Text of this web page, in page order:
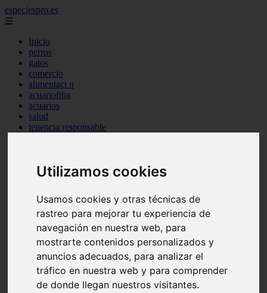
Utilizamos cookies
Usamos cookies y otras técnicas de
rastreo para mejorar tu experiencia de
navegación en nuestra web, para
mostrarte contenidos personalizados y
anuncios adecuados, para analizar el
tráfico en nuestra web y para comprender
de donde llegan nuestros visitantes.
especiespro.es
☰
Inicio
perros
gatos
comercio
alimentaci n
acuariofilia
acuarios
salud
tenencia responsable
marketing
bienestar
verano
legislaci n
accesorios
peluquer a canina
complementos
consejos
comportamiento
protagonistas